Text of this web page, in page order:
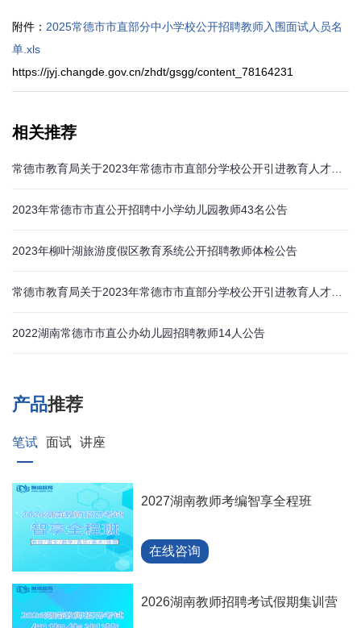
附件： 2025常德市市直部分中小学校公开招聘教师入围面试人员名
单.xls
https://jyj.changde.gov.cn/zhdt/gsgg/content_78164231
相关推荐
​2023年常德市市直公开招聘中小学幼儿园教师43名公告
2023年柳叶湖旅游度假区教育系统公开招聘教师体检公告
2022湖南常德市市直公办幼儿园招聘教师14人公告
产品推荐
笔试 面试 讲座
2027湖南教师考编智享全程班
在线咨询
2026湖南教师招聘考试假期集训营